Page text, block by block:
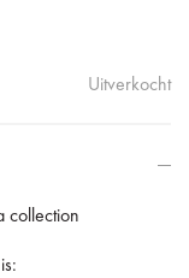
Uitverkocht
collection